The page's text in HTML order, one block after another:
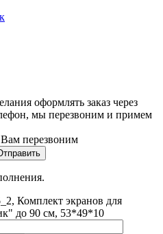
оформлять заказ через
мы перезвоним и примем
перезвоним
Комплект экранов для
до 90 см, 53*49*10